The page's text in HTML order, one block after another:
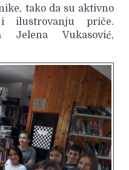
tako da su aktivno
ilustrovanju priče.
Jelena Vukasović,